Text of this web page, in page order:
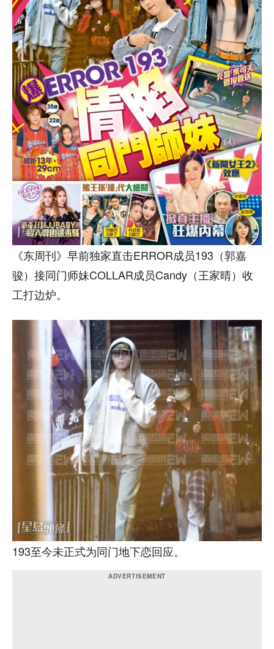
《东周刊》早前独家直击ERROR成员193（郭嘉
骏）接同门师妹COLLAR成员Candy（王家晴）收
工打边炉。
193至今未正式为同门地下恋回应。